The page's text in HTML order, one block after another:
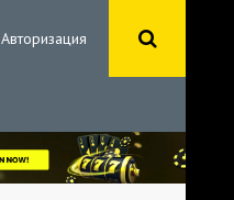
Авторизация